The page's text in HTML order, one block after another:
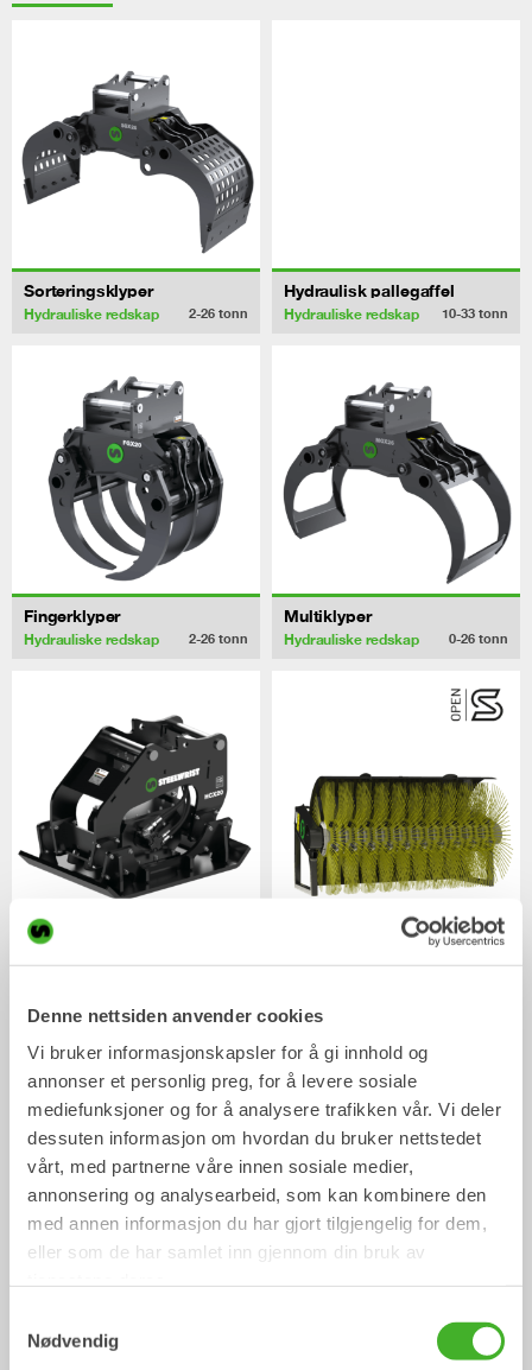
Denne nettsiden anvender cookies
Vi bruker informasjonskapsler for å gi innhold og
annonser et personlig preg, for å levere sosiale
mediefunksjoner og for å analysere trafikken vår. Vi deler
dessuten informasjon om hvordan du bruker nettstedet
vårt, med partnerne våre innen sosiale medier,
annonsering og analysearbeid, som kan kombinere den
med annen informasjon du har gjort tilgjengelig for dem,
eller som de har samlet inn gjennom din bruk av
Nødvendig
Sorteringsklyper
Hydrauliske redskap 2-26 tonn
Hydraulisk pallegaffel
Hydrauliske redskap 10-33 tonn
Fingerklyper
Hydrauliske redskap 2-26 tonn
Multiklyper
Hydrauliske redskap 0-26 tonn
Markvibratorer
Hydrauliske redskap 2-26tonn Hydrauliske redskap 5-33tonn
Mekaniske redskap / HITACHI ZX250LC-6
Rippere